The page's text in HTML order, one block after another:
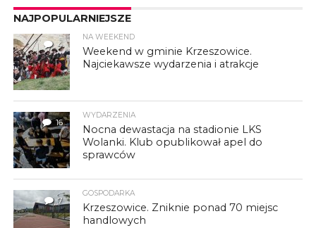
NAJPOPULARNIEJSZE
4
NA WEEKEND
Weekend w gminie Krzeszowice.
Najciekawsze wydarzenia i atrakcje
16
WYDARZENIA
Nocna dewastacja na stadionie LKS
Wolanki. Klub opublikował apel do
sprawców
7
GOSPODARKA
Krzeszowice. Zniknie ponad 70 miejsc
handlowych